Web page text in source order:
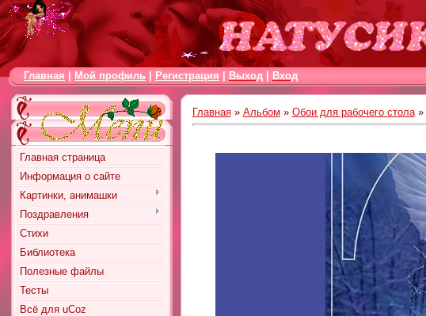
Главная Мой профиль Регистрация Выход Вход
Главная страница
Информация о сайте
Картинки, анимашки
Поздравления
Стихи
Библиотека
Полезные файлы
Тесты
Всё для uCoz
Главная» Альбом » Обои для рабочего стола»